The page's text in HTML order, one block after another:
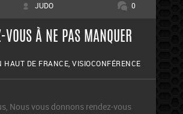
JUDO 0
VOUS À NE PAS MANQUER
HAUT DE FRANCE ,VISIOCONFÉRENCE
Nous vous donnons rendez-vous